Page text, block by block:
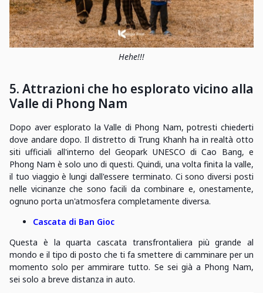
Hehe!!!
5. Attrazioni che ho esplorato vicino alla
Valle di Phong Nam
Dopo aver esplorato la Valle di Phong Nam, potresti chiederti
dove andare dopo. Il distretto di Trung Khanh ha in realtà otto
siti ufficiali all'interno del Geopark UNESCO di Cao Bang, e
Phong Nam è solo uno di questi. Quindi, una volta finita la valle,
il tuo viaggio è lungi dall'essere terminato. Ci sono diversi posti
nelle vicinanze che sono facili da combinare e, onestamente,
ognuno porta un'atmosfera completamente diversa.
Cascata di Ban Gioc
Questa è la quarta cascata transfrontaliera più grande al
mondo e il tipo di posto che ti fa smettere di camminare per un
momento solo per ammirare tutto. Se sei già a Phong Nam,
sei solo a breve distanza in auto.